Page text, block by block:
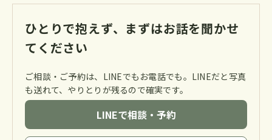
ひとりで抱えず、まずはお話を聞かせ
てください
ご相談・ご予約は、LINEでもお電話でも。LINEだと写真
も送れて、やりとりが残るので確実です。
LINEで相談・予約